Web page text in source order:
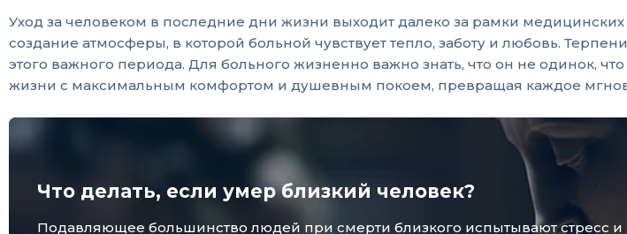
Уход за человеком в последние дни жизни выходит далеко за рамки
создание атмосферы, в которой больной чувствует тепло, заботу и любовь.
этого важного периода. Для больного жизненно важно знать, что он не одинок,
жизни с максимальным комфортом и душевным покоем, превращая каждое
Что делать, если умер близкий человек?
Подавляющее большинство людей при смерти близкого испытывают стресс и